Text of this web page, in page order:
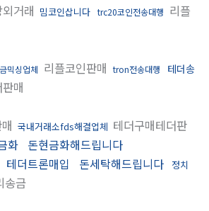
외거래 밈코인삽니다 trc20코인전송대행 리플
믹싱업체 리플코인판매 tron전송대행
테더송
매
국내거래소fds해결업체 테더구매테더판
화 돈현금화해드립니다
테더트론매입 돈세탁해드립니다
정치
송금